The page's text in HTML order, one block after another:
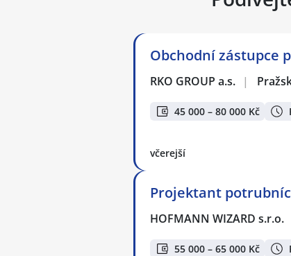
Obchodní zástupce
RKO GROUP a.s. |
45 000 – 80 000 Kč
včerejší
Projektant
HOFMANN WIZARD s.r.o.
55 000 – 65 000 Kč